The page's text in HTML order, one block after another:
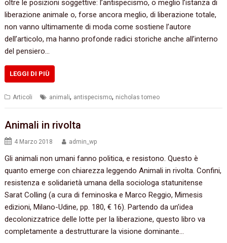
oltre le posizioni soggettive: l’antispecismo, o meglio l’istanza di
liberazione animale o, forse ancora meglio, di liberazione totale,
non vanno ultimamente di moda come sostiene l’autore
dell’articolo, ma hanno profonde radici storiche anche all’interno
del pensiero…
LEGGI DI PIÙ
Articoli animali, antispecismo, nicholas tomeo
Animali in rivolta
4 Marzo 2018 admin_wp
Gli animali non umani fanno politica, e resistono. Questo è
quanto emerge con chiarezza leggendo Animali in rivolta. Confini,
resistenza e solidarietà umana della sociologa statunitense
Sarat Colling (a cura di feminoska e Marco Reggio, Mimesis
edizioni, Milano-Udine, pp. 180, € 16). Partendo da un’idea
decolonizzatrice delle lotte per la liberazione, questo libro va
completamente a destrutturare la visione dominante…